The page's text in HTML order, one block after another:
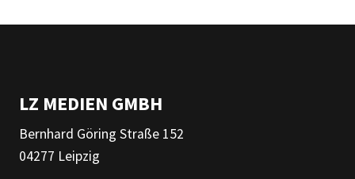
LZ MEDIEN GMBH
Bernhard Göring Straße 152
04277 Leipzig